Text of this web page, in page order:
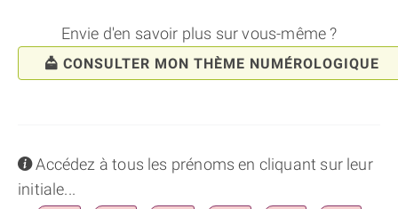
Envie d'en savoir plus sur vous-même ?
CONSULTER MON THÈME NUMÉROLOGIQUE
infoAccédez à tous les prénoms en cliquant sur leur
initiale...